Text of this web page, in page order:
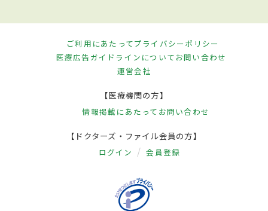
ご利用にあたってプライバシーポリシー
医療広告ガイドラインについてお問い合わせ
運営会社
【医療機関の方】
情報掲載にあたって お問い合わせ
【ドクターズ・ファイル会員の方】
ログイン 会員登録